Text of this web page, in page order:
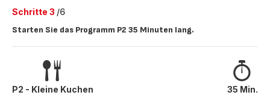
Schritte 3 /6
Starten Sie das Programm P2 35 Minuten lang.
P2 - Kleine Kuchen 35 Min.